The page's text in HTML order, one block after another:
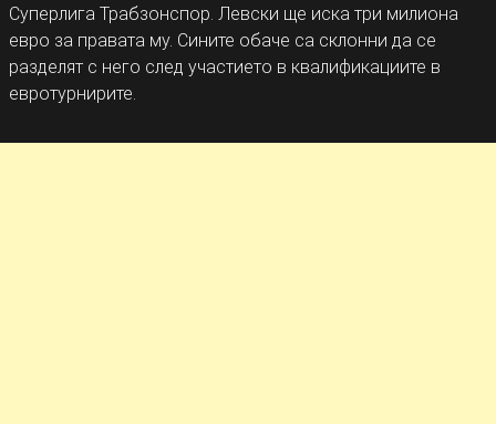
Суперлига Трабзонспор. Левски ще иска три милиона
евро за правата му. Сините обаче са склонни да се
разделят с него след участието в квалификациите в
евротурнирите.